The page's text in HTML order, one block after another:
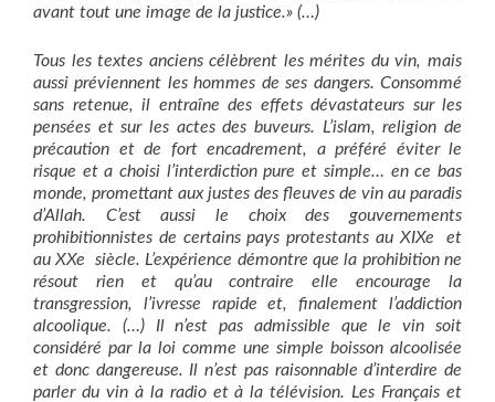
avant tout une image de la justice.» (…)
Tous les textes anciens célèbrent les mérites du vin, mais
aussi préviennent les hommes de ses dangers. Consommé
sans retenue, il entraîne des effets dévastateurs sur les
pensées et sur les actes des buveurs. L’islam, religion de
précaution et de fort encadrement, a préféré éviter le
risque et a choisi l’interdiction pure et simple… en ce bas
monde, promettant aux justes des fleuves de vin au paradis
d’Allah. C’est aussi le choix des gouvernements
prohibitionnistes de certains pays protestants au XIXe et
au XXe siècle. L’expérience démontre que la prohibition ne
résout rien et qu’au contraire elle encourage la
transgression, l’ivresse rapide et, finalement l’addiction
alcoolique. (…) Il n’est pas admissible que le vin soit
considéré par la loi comme une simple boisson alcoolisée
et donc dangereuse. Il n’est pas raisonnable d’interdire de
parler du vin à la radio et à la télévision. Les Français et